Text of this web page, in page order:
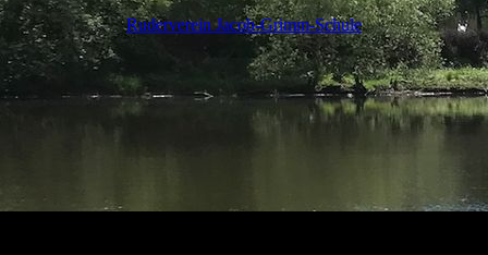
Ruderverein Jacob-Grimm-Schule